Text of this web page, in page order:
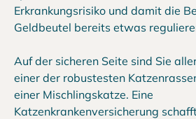
Erkrankungsrisiko und damit die
Geldbeutel bereits etwas
Auf der sicheren Seite sind Sie
einer der robustesten
einer Mischlingskatze. Eine
Katzenkrankenversicherung